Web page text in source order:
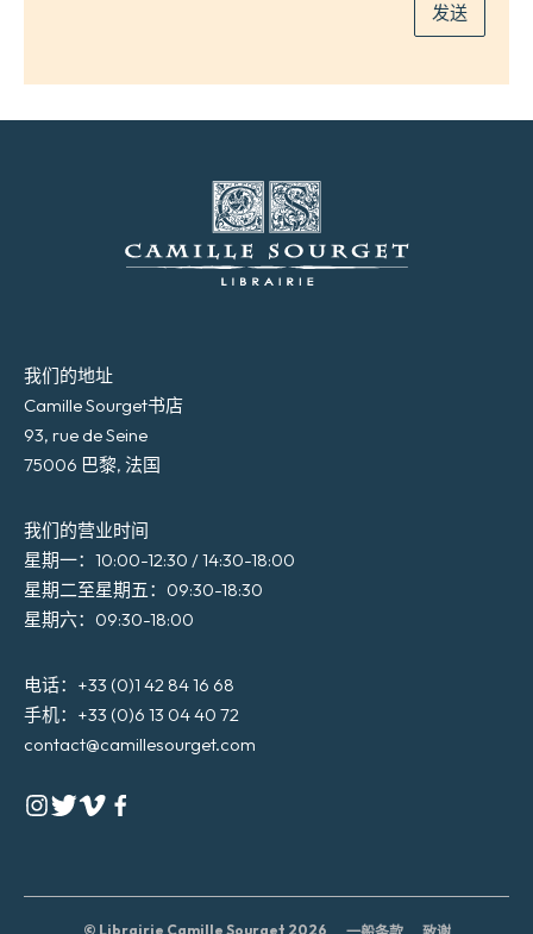
发送
我们的地址
Camille Sourget书店
93, rue de Seine
75006 巴黎, 法国
我们的营业时间
星期一：10:00-12:30 / 14:30-18:00
星期二至星期五：09:30-18:30
星期六：09:30-18:00
电话：+33 (0)1 42 84 16 68
手机：+33 (0)6 13 04 40 72
contact@camillesourget.com
© Librairie Camille Sourget 2026